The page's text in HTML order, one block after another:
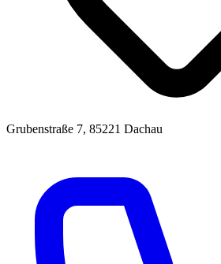
Grubenstraße 7, 85221 Dachau